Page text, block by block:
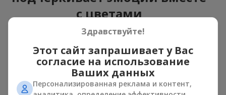
с цветами
Букет с игрушкой — универсальное и всегда удачное
решение. Такое сочетание удваивает эмоции и позволяет
их обновлять в памяти каждый раз, когда плюшевый друг
попадает в поле зрения. Вместе букет с игрушкой
работают идеально. Цветы и игрушка создают баланс
между красотой и нежностью, а также оставляют
Здравствуйте!
Этот сайт запрашивает у Вас
согласие на использование
Ваших данных
Персонализированная реклама и контент,